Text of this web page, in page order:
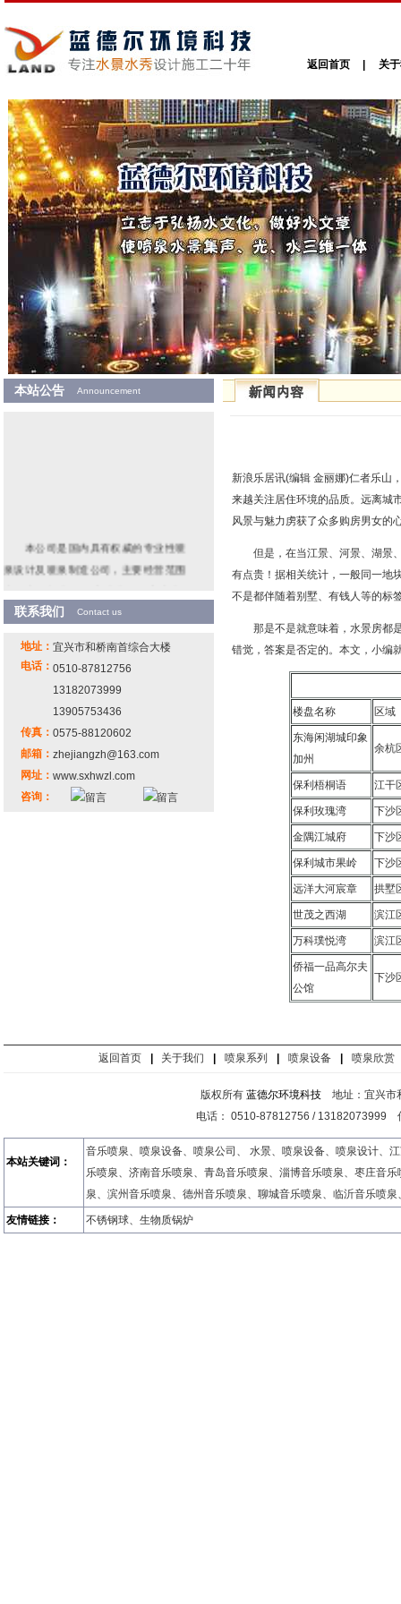
返回首页 关
本站公告 Announcement
本公司是国内具有权威的专业性喷
泉设计及喷泉制造公司，主要经营范围
为程序控制喷泉 、音乐喷泉 、室内喷
泉、 雕塑喷泉、激光 水幕电影、湖中升
等。 并能根据客户的需求设计、制作、
安装其他特殊种类的喷泉工程。
联系我们 Contact us
地址：宜兴市和桥南首综合大楼
电话：0510-87812756
13182073999
13905753436
传真：0575-88120602
邮箱：zhejiangzh@163.com
网址：www.sxhwzl.com
咨询：
新浪乐居讯(编辑 金丽娜)仁者乐山
来越关注居住环境的品质。远离城
风景与魅力虏获了众多购房男女的
但是，在当江景、河景、湖景、
有点贵！据相关统计，一般同一地
不是都伴随着别墅、有钱人等的标
那是不是就意味着，水景房都是
错觉，答案是否定的。本文，小编
楼盘名称 区域
东海闲湖城印象
加州
余杭
保利梧桐语 江干
保利玫瑰湾 下沙
金隅江城府 下沙
保利城市果岭 下沙
远洋大河宸章 拱墅
世茂之西湖 滨江
万科璞悦湾 滨江
侨福一品高尔夫
公馆
下沙
返回首页 关于我们 喷泉系列 喷泉设备 喷泉欣赏
版权所有 蓝德尔环境科技 地址：宜兴
电话： 0510-87812756 /
本站关键词：
音乐喷泉、 喷泉设备、 喷泉公司 、 水景、 喷泉设备、 喷泉设计、
乐喷泉、 济南音乐喷泉、 青岛音乐喷泉、 淄博音乐喷泉、 枣庄音乐
泉、 滨州音乐喷泉、 德州音乐喷泉、 聊城音乐喷泉、 临沂音乐喷泉
友情链接： 不锈钢球、 生物质锅炉